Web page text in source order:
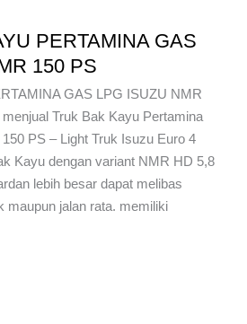
PERTAMINA GAS
150 PS
GAS LPG ISUZU NMR
Truk Bak Kayu Pertamina
PS – Light Truk Isuzu Euro 4
Kayu dengan variant NMR HD 5,8
lebih besar dapat melibas
maupun jalan rata. memiliki